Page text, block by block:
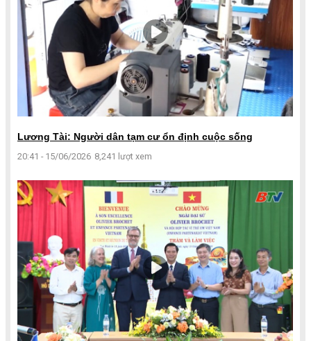
Lương Tài: Người dân tạm cư ổn định cuộc sống
20:41 - 15/06/2026 8,241 lượt xem